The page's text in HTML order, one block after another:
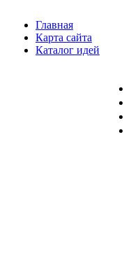
Главная
Карта сайта
Каталог идей